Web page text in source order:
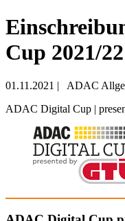
Cup 2021/22
01.11.2021 |
ADAC
ADAC Digital Cup |